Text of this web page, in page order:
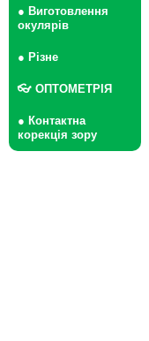
● Виготовлення
окулярів
● Різне
👓 ОПТОМЕТРІЯ
● Контактна
корекція зору